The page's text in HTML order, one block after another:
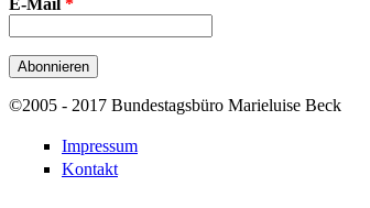
©2005 - 2017 Bundestagsbüro Marieluise Beck
Impressum
Kontakt